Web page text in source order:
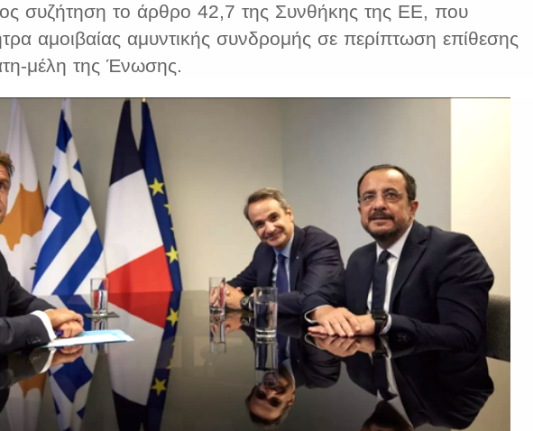
συζήτηση το άρθρο 42,7 της Συνθήκης της ΕΕ, που
αμοιβαίας αμυντικής συνδρομής σε περίπτωση επίθεσης
μέλη της Ένωσης.